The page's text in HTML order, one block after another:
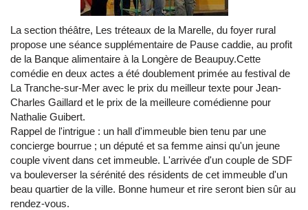
La section théâtre, Les tréteaux de la Marelle, du foyer rural
propose une séance supplémentaire de Pause caddie, au profit
de la Banque alimentaire à la Longère de Beaupuy.Cette
comédie en deux actes a été doublement primée au festival de
La Tranche-sur-Mer avec le prix du meilleur texte pour Jean-
Charles Gaillard et le prix de la meilleure comédienne pour
Nathalie Guibert.
Rappel de l'intrigue : un hall d'immeuble bien tenu par une
concierge bourrue ; un député et sa femme ainsi qu'un jeune
couple vivent dans cet immeuble. L'arrivée d'un couple de SDF
va bouleverser la sérénité des résidents de cet immeuble d'un
beau quartier de la ville. Bonne humeur et rire seront bien sûr au
rendez-vous.